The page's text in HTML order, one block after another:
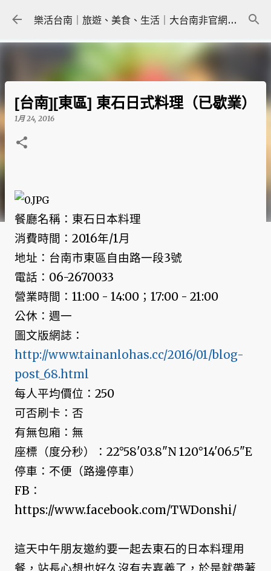
跳到主要內容 樂活台南｜旅遊、美食、生活｜大台南非官網｜tainanlohas.cc
[台南][東區] 東石日式料理（已歇業）
1月 24, 2016
餐廳名稱：東石日本料理
消費時間：2016年/1月
地址：台南市東區自由路一段3號
電話：06-2670033
營業時間：11:00 - 14:00；17:00 - 21:00
公休：週一
圖文版網誌：
http://www.tainanlohas.cc/2016/01/blog-
post_68.html
每人平均價位：250
可否刷卡：否
有無包廂：無
座標（度分秒）：22°58'03.8"N 120°14'06.5"E
停車：不便（路邊停車）
FB：
https://www.facebook.com/TWDonshi/
這天中午朋友邀約要一起去東石的日本料理用